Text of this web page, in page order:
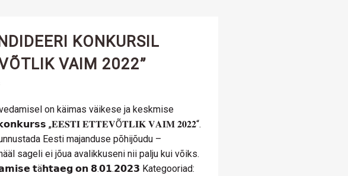
KONKURSIL
VAIM 2022”
on käimas väikese ja keskmise
„𝐄𝐄𝐒𝐓𝐈 𝐄𝐓𝐓𝐄𝐕Õ𝐓𝐋𝐈𝐊 𝐕𝐀𝐈𝐌 𝟐𝟎𝟐𝟐“.
Eesti majanduse põhijõudu –
sageli ei jõua avalikkuseni nii palju kui võiks.
𝘁ä𝗵𝘁𝗮𝗲𝗴 𝗼𝗻 𝟴.𝟬𝟭.𝟮𝟬𝟮𝟯 Kategooriad: